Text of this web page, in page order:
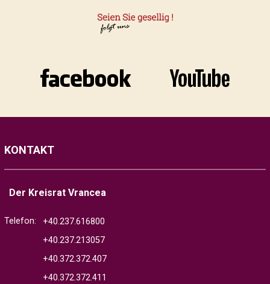
KONTAKT
Der Kreisrat Vrancea
Telefon:
+40.237.616800
+40.237.213057
+40.372.372.407
+40.372.372.411